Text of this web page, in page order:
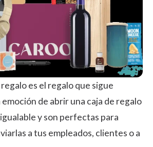
es el regalo que sigue
de abrir una caja de regalo
y son perfectas para
a tus empleados, clientes o a